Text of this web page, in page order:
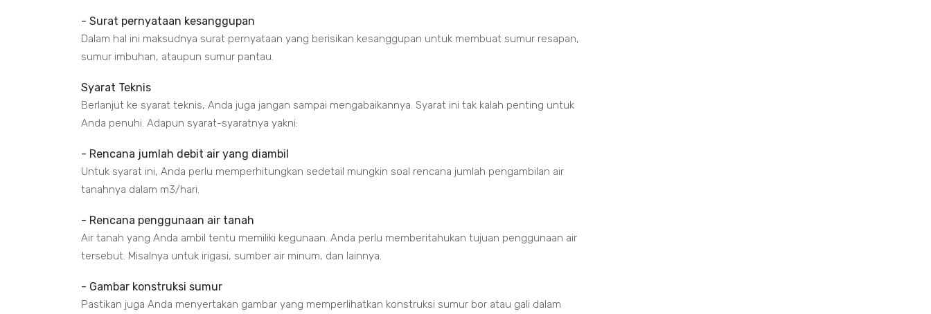
- Surat pernyataan kesanggupan
Dalam hal ini maksudnya surat pernyataan yang berisikan kesanggupan untuk membuat sumur resapan,
sumur imbuhan, ataupun sumur pantau.
Syarat Teknis
Berlanjut ke syarat teknis, Anda juga jangan sampai mengabaikannya. Syarat ini tak kalah penting untuk
Anda penuhi. Adapun syarat-syaratnya yakni:
- Rencana jumlah debit air yang diambil
Untuk syarat ini, Anda perlu memperhitungkan sedetail mungkin soal rencana jumlah pengambilan air
tanahnya dalam m3/hari.
- Rencana penggunaan air tanah
Air tanah yang Anda ambil tentu memiliki kegunaan. Anda perlu memberitahukan tujuan penggunaan air
tersebut. Misalnya untuk irigasi, sumber air minum, dan lainnya.
- Gambar konstruksi sumur
Pastikan juga Anda menyertakan gambar yang memperlihatkan konstruksi sumur bor atau gali dalam